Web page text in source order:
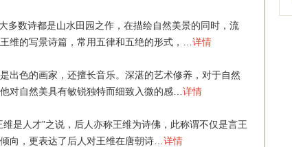
诗都是山水田园之作，在描绘自然美景的同时，流
维的写景诗篇，常用五律和五绝的形式，… 详情
出色的画家，还擅长音乐。深湛的艺术修养，对于自然
对自然美具有敏锐独特而细致入微的感… 详情
是人才”之说，后人亦称王维为诗佛，此称谓不仅是言王
向，更表达了后人对王维在唐朝诗… 详情